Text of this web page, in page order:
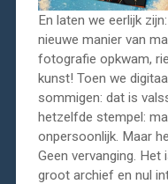
En laten we eerlijk
nieuwe manier van
fotografie opkwam,
kunst! Toen we
sommigen: dat is
hetzelfde stempel:
onpersoonlijk. Maar
Geen vervanging.
groot archief en nul